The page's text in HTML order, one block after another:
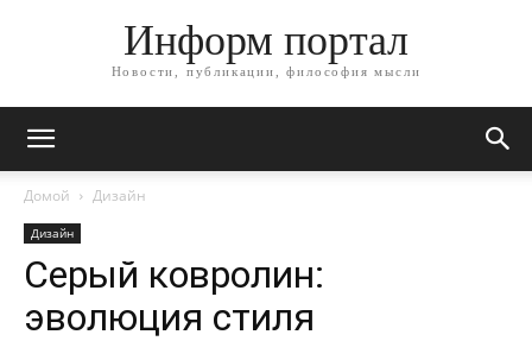
Информ портал
Новости, публикации, философия мысли
Домой Дизайн
Дизайн
Серый ковролин:
эволюция стиля